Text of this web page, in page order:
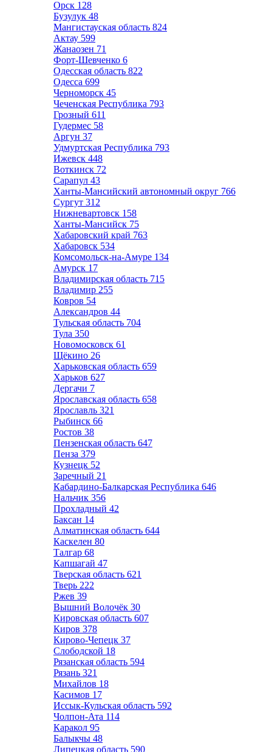
Орск 128
Бузулук 48
Мангистауская область 824
Актау 599
Жанаозен 71
Форт-Шевченко 6
Одесская область 822
Одесса 699
Черноморск 45
Чеченская Республика 793
Грозный 611
Гудермес 58
Аргун 37
Удмуртская Республика 793
Ижевск 448
Воткинск 72
Сарапул 43
Ханты-Мансийский автономный округ 766
Сургут 312
Нижневартовск 158
Ханты-Мансийск 75
Хабаровский край 763
Хабаровск 534
Комсомольск-на-Амуре 134
Амурск 17
Владимирская область 715
Владимир 255
Ковров 54
Александров 44
Тульская область 704
Тула 350
Новомосковск 61
Щёкино 26
Харьковская область 659
Харьков 627
Дергачи 7
Ярославская область 658
Ярославль 321
Рыбинск 66
Ростов 38
Пензенская область 647
Пенза 379
Кузнецк 52
Заречный 21
Кабардино-Балкарская Республика 646
Нальчик 356
Прохладный 42
Баксан 14
Алматинская область 644
Каскелен 80
Талгар 68
Капшагай 47
Тверская область 621
Тверь 222
Ржев 39
Вышний Волочёк 30
Кировская область 607
Киров 378
Кирово-Чепецк 37
Слободской 18
Рязанская область 594
Рязань 321
Михайлов 18
Касимов 17
Иссык-Кульская область 592
Чолпон-Ата 114
Каракол 95
Балыкчы 48
Липецкая область 590